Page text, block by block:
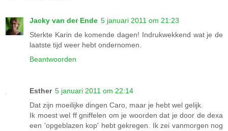
Jacky van der Ende 5 januari 2011 om 21:23
Sterkte Karin de komende dagen! Indrukwekkend wat je de
laatste tijd weer hebt ondernomen.
Beantwoorden
Esther 5 januari 2011 om 22:14
Dat zijn moeilijke dingen Caro, maar je hebt wel gelijk.
Ik moest wel ff gniffelen om je woorden dat je door de dexa
een 'opgeblazen kop' hebt gekregen. Ik zei vanmorgen nog